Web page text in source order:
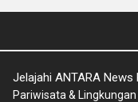
Jelajahi ANTARA News
Pariwisata & Lingkungan